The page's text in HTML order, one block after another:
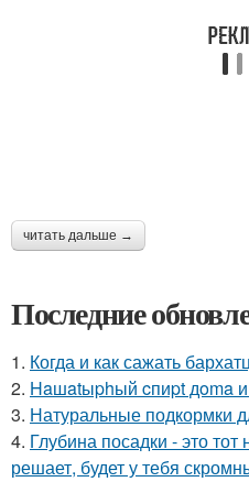
читать дальше →
Последние
1. Когда и как сажать
2. Haшatыphый cпиpt дoma
3. Натуральные подкормки
4. Глубина посадки - это
решает, будет у тебя